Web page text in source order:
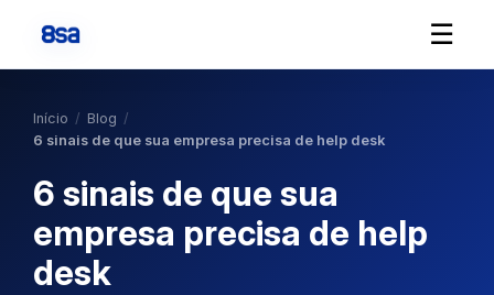
☰
Início / Blog /
6 sinais de que sua empresa precisa de help desk
6 sinais de que sua
empresa precisa de help
desk